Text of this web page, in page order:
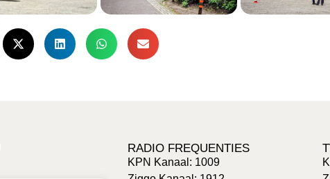
RADIO FREQUENTIES
KPN Kanaal: 1009